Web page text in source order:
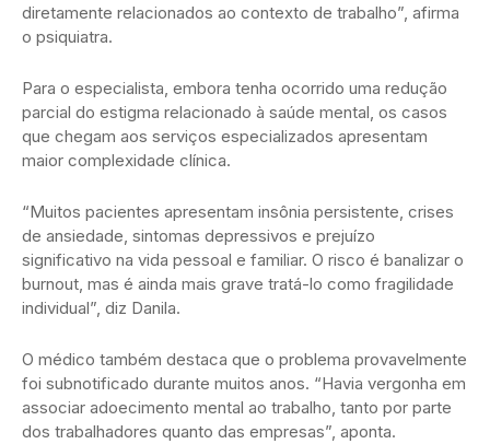
diretamente relacionados ao contexto de trabalho”, afirma
o psiquiatra.
Para o especialista, embora tenha ocorrido uma redução
parcial do estigma relacionado à saúde mental, os casos
que chegam aos serviços especializados apresentam
maior complexidade clínica.
“Muitos pacientes apresentam insônia persistente, crises
de ansiedade, sintomas depressivos e prejuízo
significativo na vida pessoal e familiar. O risco é banalizar o
burnout, mas é ainda mais grave tratá-lo como fragilidade
individual”, diz Danila.
O médico também destaca que o problema provavelmente
foi subnotificado durante muitos anos. “Havia vergonha em
associar adoecimento mental ao trabalho, tanto por parte
dos trabalhadores quanto das empresas”, aponta.